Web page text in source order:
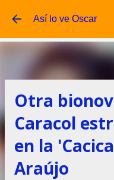
Ir al
Así lo ve Óscar
Otra
Caracol
en la
Araújo